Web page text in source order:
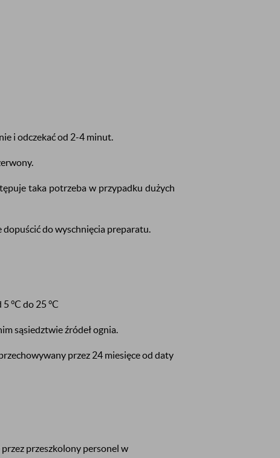
i odczekać od 2-4 minut.
taka potrzeba w przypadku dużych
dopuścić do wyschnięcia preparatu.
°C do 25 °C
sąsiedztwie źródeł ognia.
przez 24 miesięce od daty
przeszkolony personel w